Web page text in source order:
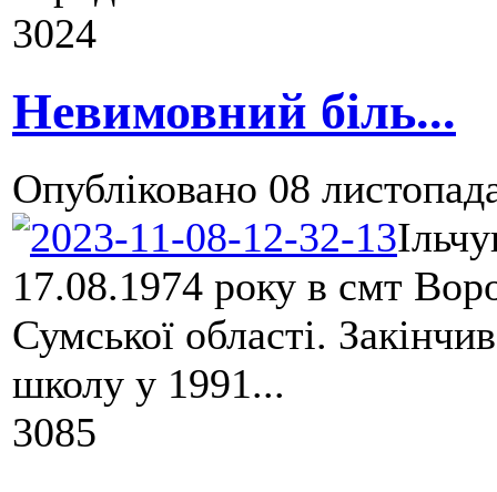
3024
Невимовний біль...
Опубліковано 08
17.08.1974 року в смт
Сумської області.
школу у 1991...
3085